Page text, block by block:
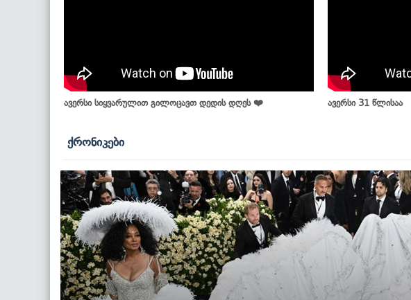
ავერსი სიყვარულით გილოცავთ დედის დღეს ❤️ ავერსი 31 წლისაა
ქრონიკები